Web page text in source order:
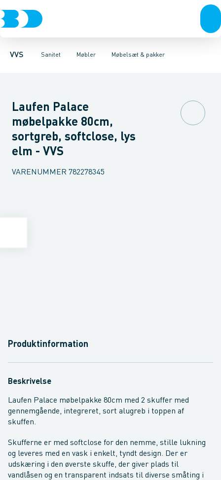
VVS Sanitet
Rør & fittingsPressfittings & rørKuglehaner & ventiler
Møbler
Toiletter, sæder og cisterner VaskeArmaturer
Møbelsæt & pakker
Møbelsæt & pakkerUnderskabeHøjskabeOverskabe
Laufen Palace
møbelpakke 80cm,
sortgreb, softclose, lys
elm - VVS
VARENUMMER 782278345
Produktinformation
Beskrivelse
Laufen Palace møbelpakke 80cm med 2 skuffer med
gennemgående, integreret, sort alugreb i toppen af
skuffen.
Skufferne er med softclose for den nemme, stille lukning
og leveres med en vask i enkelt, tyndt design. Der er
udskæring i den øverste skuffe, der giver plads til
vandlåsen og en transparent indsats til diverse småting i